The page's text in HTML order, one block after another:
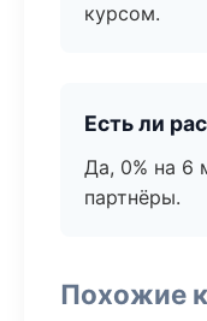
курсом.
Есть ли
Да, 0% на 6
партнёры.
Похожие